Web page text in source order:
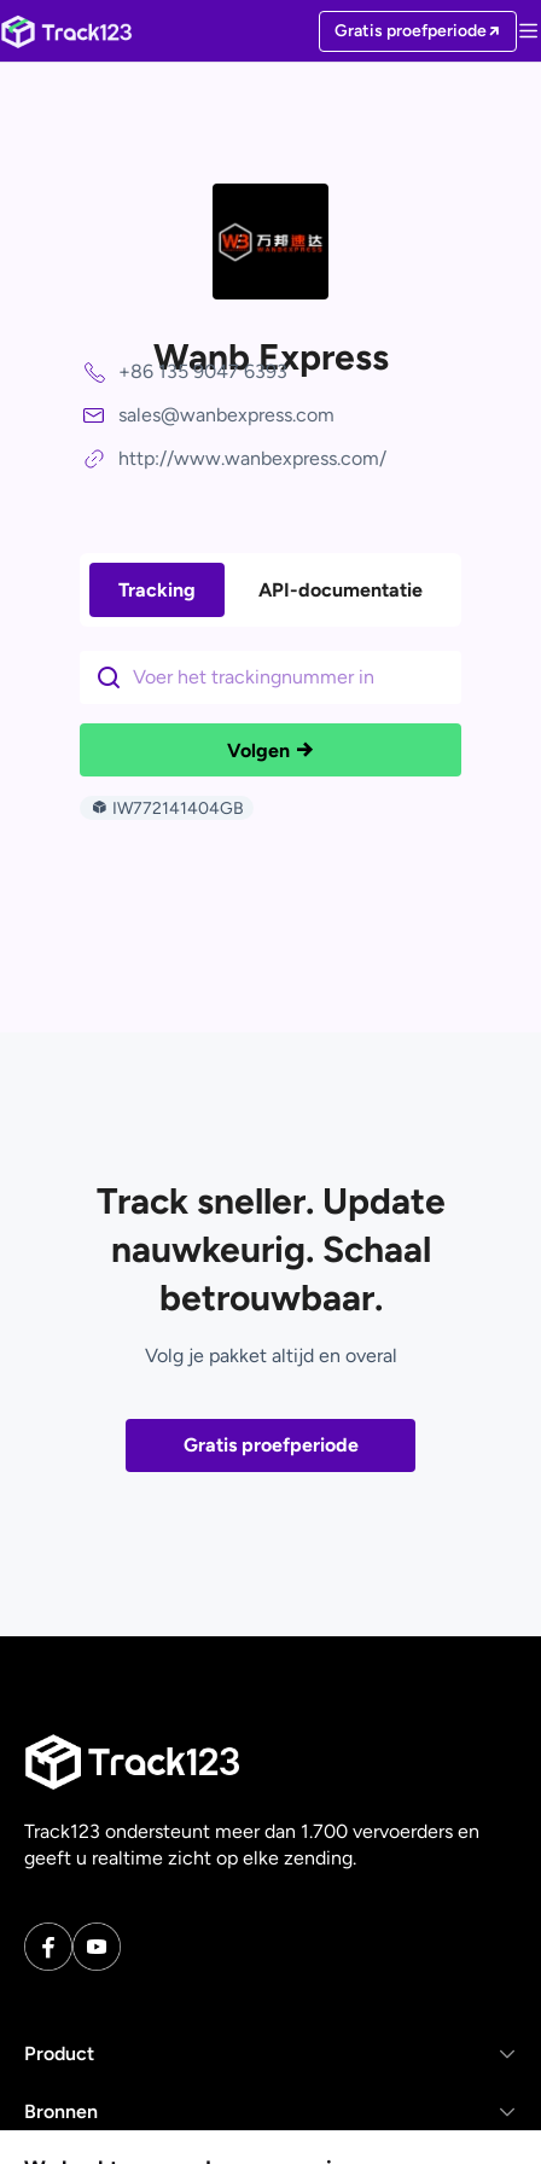
Gratis proefperiode
Wanb Express
+86 135 9047 6393
sales@wanbexpress.com
http://www.wanbexpress.com/
Tracking API-documentatie
Volgen
IW772141404GB
Track sneller. Update
nauwkeurig. Schaal
betrouwbaar.
Volg je pakket altijd en overal
Gratis proefperiode
Track123 ondersteunt meer dan 1.700 vervoerders en
geeft u realtime zicht op elke zending.
Product
Bronnen